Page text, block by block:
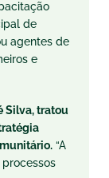
de
agentes de
e
Silva, tratou
“A